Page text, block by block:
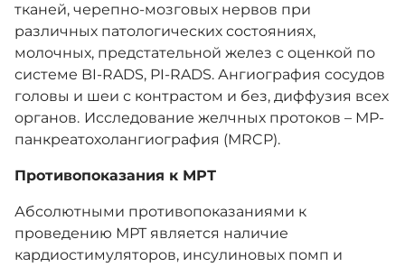
тканей, черепно-мозговых нервов при
различных патологических состояниях,
молочных, предстательной желез с оценкой по
системе BI-RADS, PI-RADS. Ангиография сосудов
головы и шеи с контрастом и без, диффузия всех
органов. Исследование желчных протоков – МР-
панкреатохолангиография (MRCP).
Противопоказания к МРТ
Абсолютными противопоказаниями к
проведению МРТ является наличие
кардиостимуляторов, инсулиновых помп и